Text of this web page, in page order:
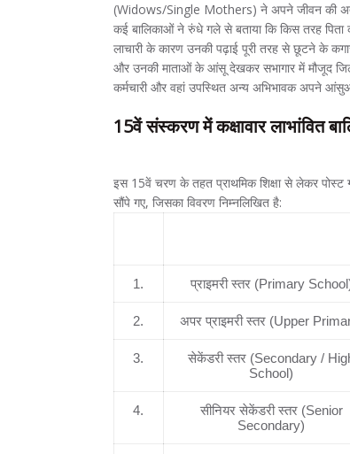
(Widows/Single Mothers) ने अपने जीवन की
कई बालिकाओं ने रुंधे गले से बताया कि किस तरह
लाचारी के कारण उनकी पढ़ाई पूरी तरह से छूटने के
और उनकी माताओं के आंसू देखकर सभागार में मौजूद
कर्मचारी और वहां उपस्थित अन्य अभिभावक अपने
15वें संस्करण में कक्षावार लाभांवित
इस 15वें चरण के तहत प्राथमिक शिक्षा से लेकर
सौंपे गए, जिसका विवरण निम्नलिखित है:
1. प्राइमरी स्तर (Primary
2. अपर प्राइमरी स्तर (Upper
3.
सेकेंडरी स्तर (Secondary /
School)
4.
सीनियर सेकेंडरी स्तर (Senior
Secondary)